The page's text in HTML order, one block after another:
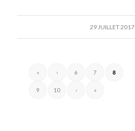
29 JUILLET 2017
« ‹ 6 7 8
9 10 › »